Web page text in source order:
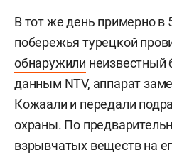
В тот же день примерно в
побережья турецкой
обнаружили неизвестный
данным NTV, аппарат
Кожаали и передали
охраны. По
взрывчатых веществ на